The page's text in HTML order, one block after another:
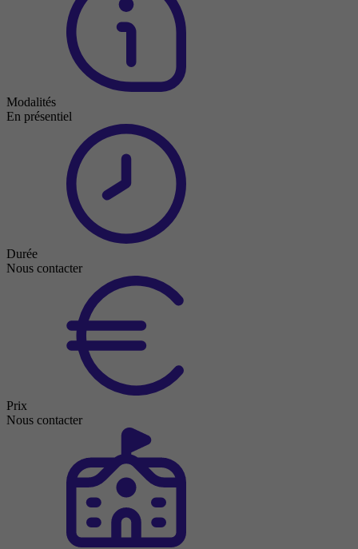
Modalités
En présentiel
Durée
Nous contacter
Prix
Nous contacter